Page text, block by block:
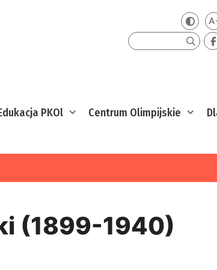
PKOl Centrum Olimpijskie
(1899-1940)